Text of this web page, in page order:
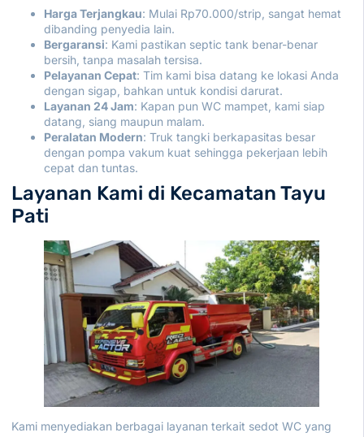
Harga Terjangkau: Mulai Rp70.000/strip, sangat hemat
dibanding penyedia lain.
Bergaransi: Kami pastikan septic tank benar-benar
bersih, tanpa masalah tersisa.
Pelayanan Cepat: Tim kami bisa datang ke lokasi Anda
dengan sigap, bahkan untuk kondisi darurat.
Layanan 24 Jam: Kapan pun WC mampet, kami siap
datang, siang maupun malam.
Peralatan Modern: Truk tangki berkapasitas besar
dengan pompa vakum kuat sehingga pekerjaan lebih
cepat dan tuntas.
Layanan Kami di Kecamatan Tayu
Pati
Kami menyediakan berbagai layanan terkait sedot WC yang